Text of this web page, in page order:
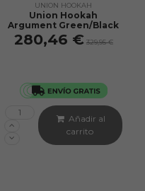
UNION HOOKAH
Union Hookah
Argument Green/Black
280,46 € 329,95 €
Añadir al
carrito